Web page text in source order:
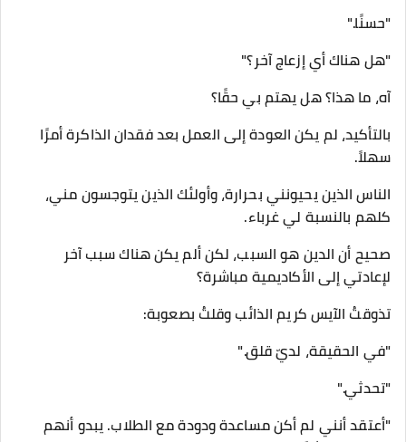
"حسنًا."
"هل هناك أي إزعاج آخر؟"
آه، ما هذا؟ هل يهتم بي حقًا؟
بالتأكيد، لم يكن العودة إلى العمل بعد فقدان الذاكرة أمرًا
سهلاً.
الناس الذين يحيونني بحرارة، وأولئك الذين يتوجسون مني،
كلهم بالنسبة لي غرباء.
صحيح أن الدين هو السبب، لكن ألم يكن هناك سبب آخر
لإعادتي إلى الأكاديمية مباشرة؟
تذوقتُ الآيس كريم الذائب وقلتُ بصعوبة:
"في الحقيقة، لديّ قلق."
"تحدثي."
"أعتقد أنني لم أكن مساعدة ودودة مع الطلاب. يبدو أنهم